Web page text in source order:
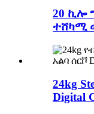
20 ኪሎ
ተሸካሚ
24kg
Digital